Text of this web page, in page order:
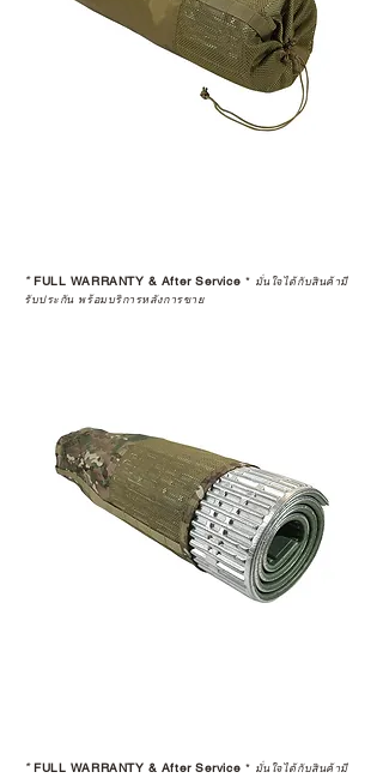
*FULL WARRANTY & After Service * มั่นใจได้กับสินค้ามี
รับประกัน พร้อมบริการหลังการขาย
*FULL WARRANTY & After Service * มั่นใจได้กับสินค้ามี